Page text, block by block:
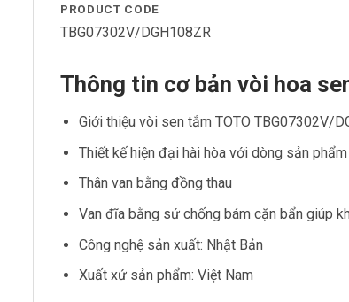
PRODUCT CODE
TBG07302V/DGH108ZR
Thông tin cơ bản vòi hoa
Giới thiệu vòi sen tắm TOTO TBG07302V/
Thiết kế hiện đại hài hòa với dòng sản phẩm
Thân van bằng đồng thau
Van đĩa bằng sứ chống bám cặn bẩn giúp
Công nghệ sản xuất: Nhật Bản
Xuất xứ sản phẩm: Việt Nam